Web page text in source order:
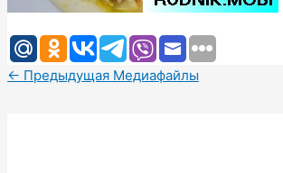
← Предыдущая Медиафайлы